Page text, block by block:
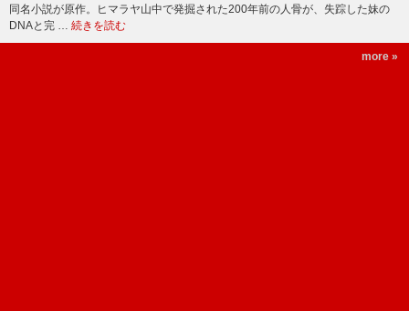
同名小説が原作。ヒマラヤ山中で発掘された200年前の人骨が、失踪した妹の
DNAと完 … 続きを読む
more »